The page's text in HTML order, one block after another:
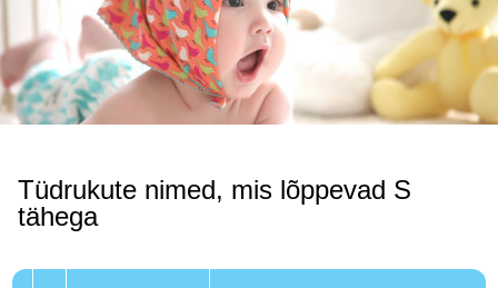
Tüdrukute nimed, mis lõppevad S
tähega